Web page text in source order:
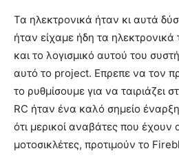
Τα ηλεκτρονικά ήταν κι αυτά
ήταν είχαμε ήδη τα
και το λογισμικό αυτού του
αυτό το project. Επρεπε να τον
το ρυθμίσουμε για να ταιριάζει
RC ήταν ένα καλό σημείο
ότι μερικοί αναβάτες που έχουν
μοτοσικλέτες, προτιμούν το